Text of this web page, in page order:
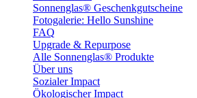
Sonnenglas® Geschenkgutscheine
Fotogalerie: Hello Sunshine
FAQ
Upgrade & Repurpose
Alle Sonnenglas® Produkte
Über uns
Sozialer Impact
Ökologischer Impact